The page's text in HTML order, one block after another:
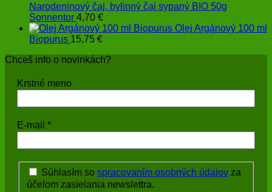
Narodeninový čaj, bylinný čaj sypaný BIO 50g
Sonnentor 4,70 €
Olej Argánový 100 ml
Biopurus 15,75 €
Chceš info o novinkách?
Krstné meno
E-mail *
Súhlasím so spracovaním osobných údajov za
účelom zasielania newslettra.